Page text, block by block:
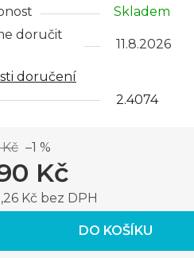
Skladem
doručit
11.8.2026
doručení
2.4074
–1 %
Kč
Kč bez DPH
DO KOŠÍKU